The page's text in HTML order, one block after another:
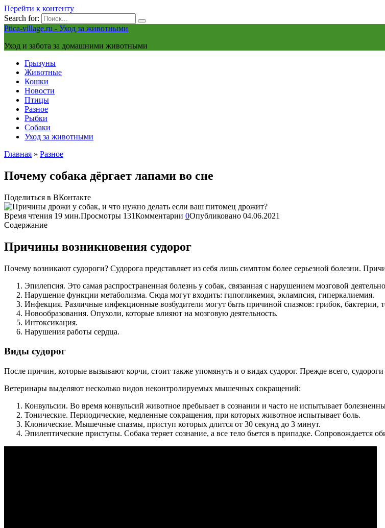
Перейти к контенту
Search for:
Ptica-village.ru - Уход за животными
Уход и забота за домашними животными
Грызуны
Животные
Кошки
Новости
Птицы
Разное
Рыбки
Собаки
Уход за животными
Главная » Разное
Почему собака дёргает лапами во сне
Поделиться в ВКонтакте
Время чтения 19 мин.Просмотры 131Комментарии 0Опубликовано 04.06.2021
Содержание
Причины возникновения судорог
Почему возникают судороги? Судорога представляет из себя лишь симптом более серьезной болезни.
Эпилепсия. Это самая распространенная болезнь у собак, связанная с нарушением мозговой
Нарушение функции метаболизма. Сюда могут входить: гипогликемия, эклампсия, гиперкалиемия.
Инфекция. Различные инфекционные возбудители могут быть причиной спазмов: грибок, бактерии,
Новообразования. Опухоли, которые влияют на мозговую деятельность.
Интоксикация.
Нарушения работы сердца.
Виды судорог
После причин, которые вызывают корчи, стоит также упомянуть и о видах судорог. Прежде всего,
Ветеринары выделяют несколько видов неконтролируемых мышечных сокращений:
Конвульсии. Во время конвульсий животное пребывает в сознании и часто не испытывает
Тонические. Периодические, медленные сокращения, при которых животное испытывает боль.
Клонические. Мышечные спазмы, приступ которых длится от 30 секунд до 3 минут.
Эпилептические приступы. Собака теряет сознание, а все тело бьется в припадке.